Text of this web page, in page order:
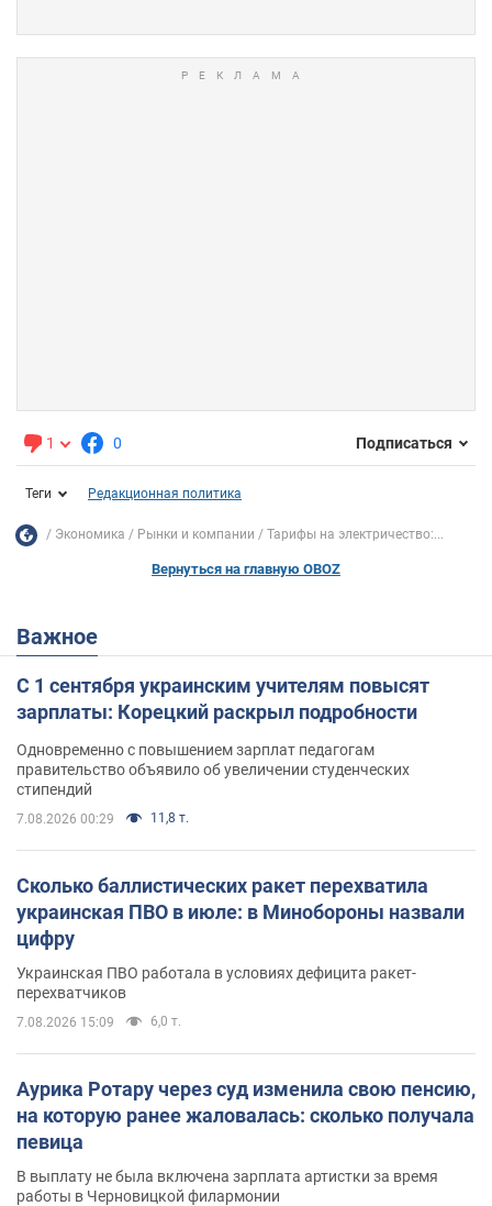
1 0 Подписаться
Теги Редакционная политика
Экономика Рынки и компании Тарифы на электричество:...
Вернуться на главную OBOZ
Важное
С 1 сентября украинским учителям повысят
зарплаты: Корецкий раскрыл подробности
Одновременно с повышением зарплат педагогам
правительство объявило об увеличении студенческих
стипендий
7.08.2026 00:29 11,8 т.
Сколько баллистических ракет перехватила
украинская ПВО в июле: в Минобороны назвали
цифру
Украинская ПВО работала в условиях дефицита ракет-
перехватчиков
7.08.2026 15:09 6,0 т.
Аурика Ротару через суд изменила свою пенсию,
на которую ранее жаловалась: сколько получала
певица
В выплату не была включена зарплата артистки за время
работы в Черновицкой филармонии